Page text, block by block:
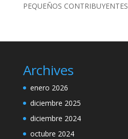
PEQUEÑOS CONTRIBUYENTES
Archives
enero 2026
diciembre 2025
diciembre 2024
octubre 2024